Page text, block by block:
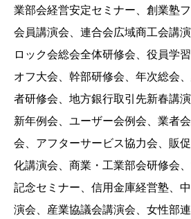
業部会経営安定セミナー、創業塾
会員講演会、連合会広域商工会講
ロック会総会全体研修会、役員学
オフ大会、幹部研修会、年次総会
者研修会、地方銀行取引先新春講
新年例会、ユーザー会例会、業者
会、アフターサービス協力会、販
化講演会、商業・工業部会研修会
記念セミナー、信用金庫経営塾、
演会、産業協議会講演会、女性部